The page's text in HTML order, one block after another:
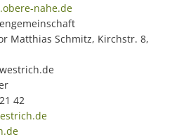
nahe.de
Matthias Schmitz, Kirchstr. 8,
42